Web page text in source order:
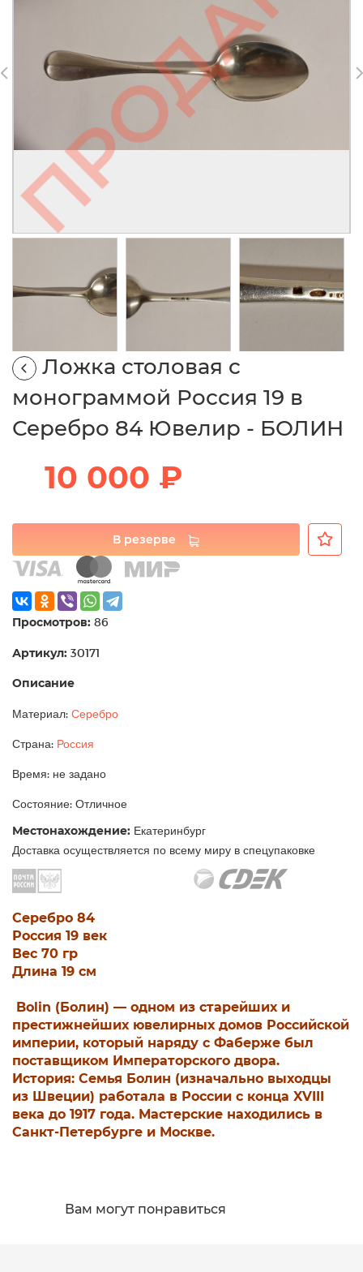
Ложка столовая с
монограммой Россия 19 в
Серебро 84 Ювелир - БОЛИН
10 000 ₽
В резерве
Просмотров: 86
Артикул: 30171
Описание
Материал: Серебро
Страна: Россия
Время: не задано
Состояние: Отличное
Местонахождение: Екатеринбург
Доставка осуществляется по всему миру в спецупаковке
Серебро 84
Россия 19 век
Вес 70 гр
Длина 19 см
Bolin (Болин) — одном из старейших и
престижнейших ювелирных домов Российской
империи, который наряду с Фаберже был
поставщиком Императорского двора.
История: Семья Болин (изначально выходцы
из Швеции) работала в России с конца XVIII
века до 1917 года. Мастерские находились в
Санкт-Петербурге и Москве.
Вам могут понравиться